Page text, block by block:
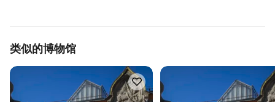
类似的博物馆